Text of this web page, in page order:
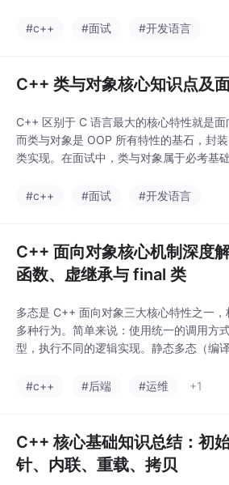
型生成对应类型的函数实例；不会，
#c++ #面试 #开发语言
C++ 类与对象核心知识点及
C++ 区别于 C 语言最大的核心特性就是面
而类与对象是 OOP 所有特性的基石，封
类实现。在面试中，类与对象属于必考基
单例模式、this指针底层等核心考点。本
#c++ #面试 #开发语言
C++ 面向对象核心机制深度
函数、虚继承与 final 类
多态是 C++ 面向对象三大核心特性之一，
多种行为。简单来说：使用统一的调用方
型，执行不同的逻辑实现。静态多态（编
态多态（运行时多态）虚函数 + 继承 + 指
#c++ #后端 #运维 +1
C++ 核心基础知识总结：初
针、内联、重载、拷贝